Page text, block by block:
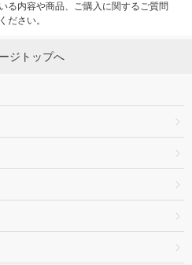
る内容や商品、ご購入に関するご質問
ださい。
ジトップへ